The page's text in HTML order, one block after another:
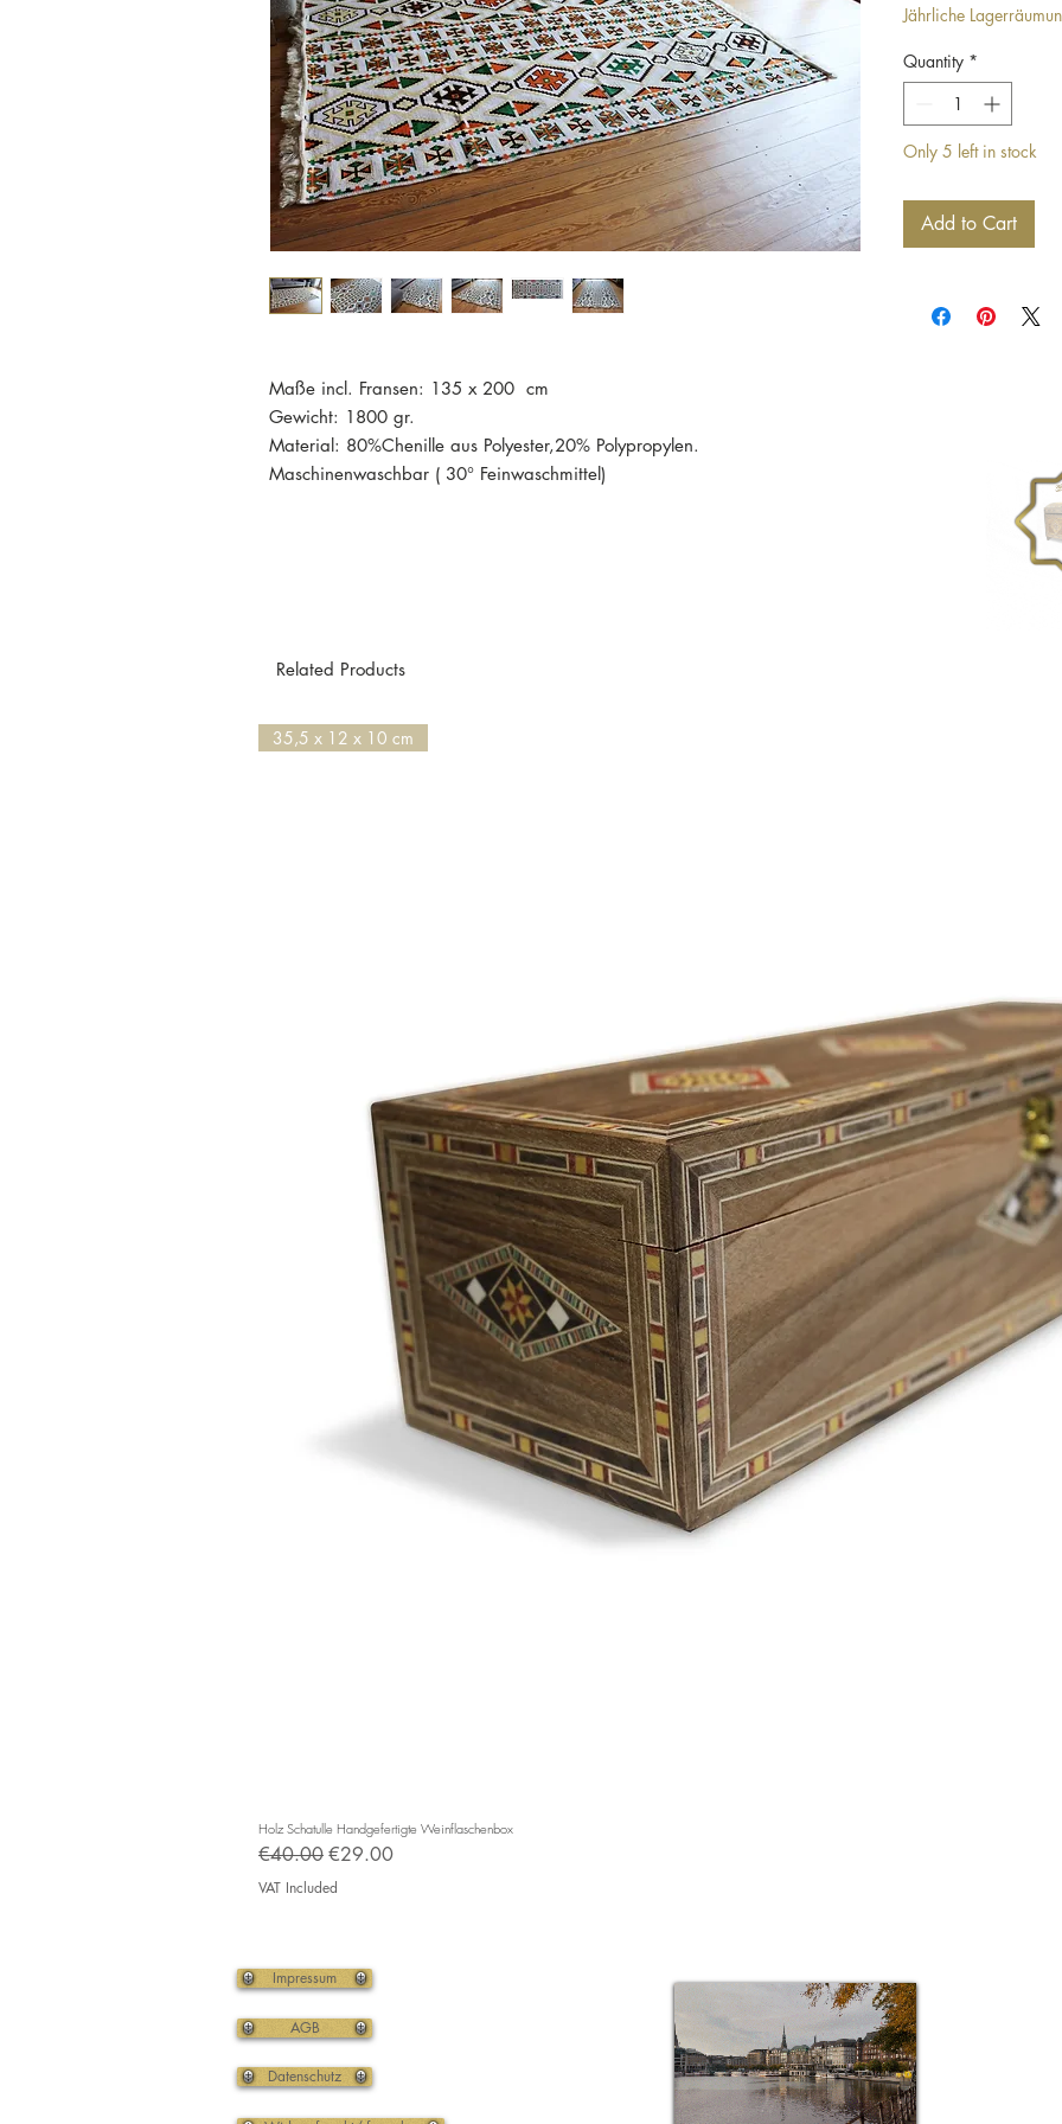
Maße incl. Fransen: 135 x 200 cm
Gewicht: 1800 gr.
Material: 80%Chenille aus Polyester,20% Polypropylen.
Maschinenwaschbar ( 30° Feinwaschmittel)
Jährliche
Quantity *
Only 5 left in stock
Add to Cart
Related Products
35,5 x 12 x 10 cm
Holz Schatulle Handgefertigte Weinflaschenbox
Regular Price
€40.00Sale Price
€29.00
VAT Included
Impressum
AGB
Datenschutz
Top